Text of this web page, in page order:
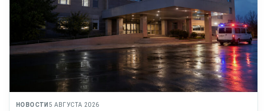
НОВОСТИ 5 АВГУСТА 2026